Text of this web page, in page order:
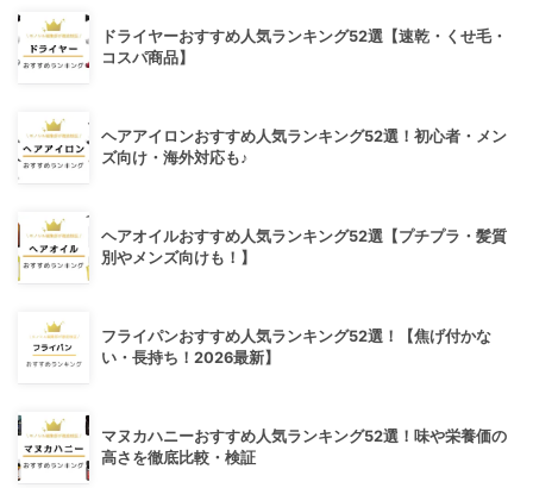
ドライヤーおすすめ人気ランキング52選【速乾・くせ毛・
コスパ商品】
ヘアアイロンおすすめ人気ランキング52選！初心者・メン
ズ向け・海外対応も♪
ヘアオイルおすすめ人気ランキング52選【プチプラ・髪質
別やメンズ向けも！】
フライパンおすすめ人気ランキング52選！【焦げ付かな
い・長持ち！2026最新】
マヌカハニーおすすめ人気ランキング52選！味や栄養価の
高さを徹底比較・検証